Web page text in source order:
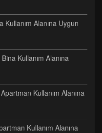
Alanına Uygun
Kullanım Alanına
Kullanım Alanına
Kullanım Alanına